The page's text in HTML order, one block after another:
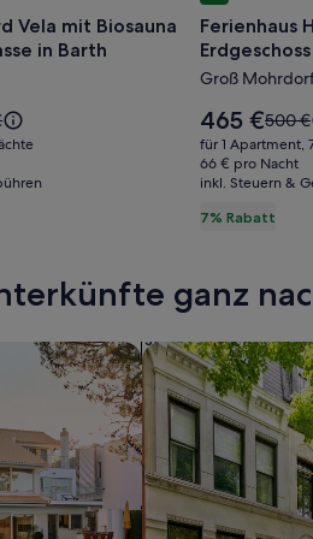
Vela mit Biosauna
in Barth
Ferienhaus
Hempel
/
Wohnung
/
WLAN
vorhanden
Ferienhaus
Groß
7% Rabatt
Der
Preis
beträgt
465 €.
465 €Der
alte
Preis
war
siehe
zum
500 €
für 1 Apartment,
66 € pro Nacht
inkl. Steuern &
ganz
Suche nach